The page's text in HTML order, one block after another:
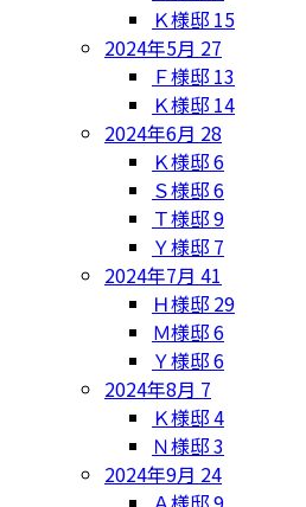
Ｋ様邸 15
2024年5月 27
Ｆ様邸 13
Ｋ様邸 14
2024年6月 28
Ｋ様邸6
Ｓ様邸6
Ｔ様邸9
Ｙ様邸 7
2024年7月 41
Ｈ様邸 29
Ｍ様邸6
Ｙ様邸6
2024年8月 7
Ｋ様邸4
Ｎ様邸3
2024年9月 24